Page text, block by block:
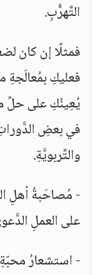
التَّهرُّبِ.
فمثلًا إن كان
فعليكِ
يُعِينُكِ على حلِّ
في بعضِ
والتَّربويَّةِ.
- مُصاحَبةُ أهلِ
على العملِ
- استشعارُ محبّةِ